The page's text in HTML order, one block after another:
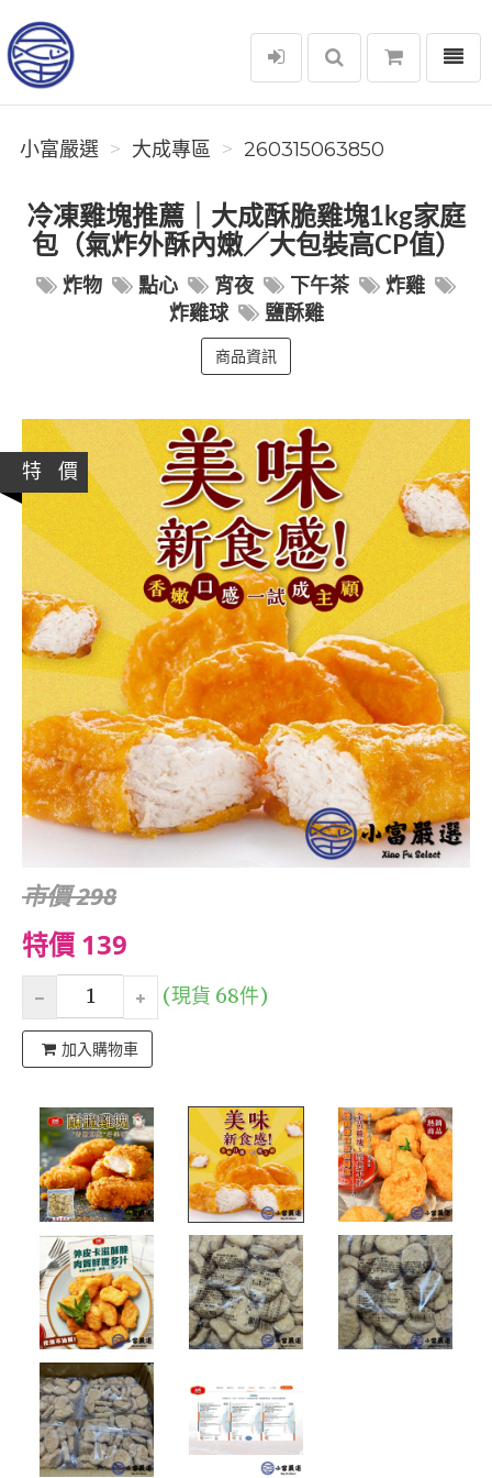
小富嚴選
選單
小富嚴選 大成專區 260315063850
冷凍雞塊推薦｜大成酥脆雞塊1kg家庭
包（氣炸外酥內嫩／大包裝高CP值）
炸物 點心 宵夜 下午茶
炸雞
炸雞球
鹽酥雞
商品資訊
特 價
市價 298
特價 139
(現貨 68件)
加入購物車